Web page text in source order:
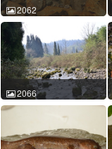
2062
龙洞山溪鲵 Batrachuperus
londongensis 史静耸
2016-02-28 14:49:10 中国
四川 ACM id:2062
2066
龙洞山溪鲵 Batrachuperus
londongensis 史静耸
2016-02-27 14:38:02 中国
四川 ACM id:2066